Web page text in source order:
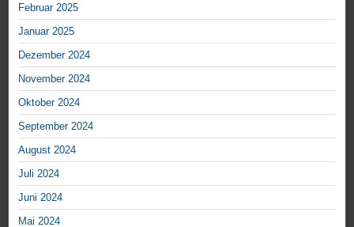
Februar 2025
Januar 2025
Dezember 2024
November 2024
Oktober 2024
September 2024
August 2024
Juli 2024
Juni 2024
Mai 2024